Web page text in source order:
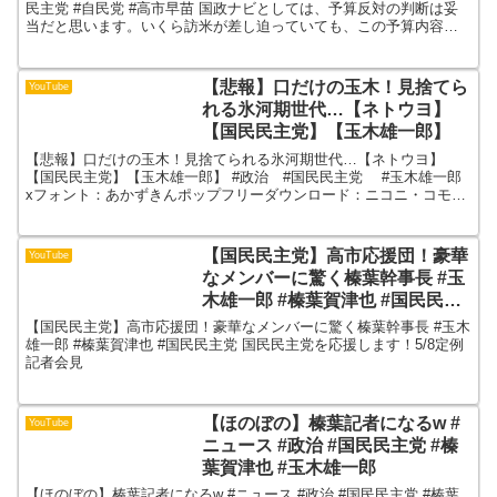
民主党 #自民党 #高市早苗 国政ナビとしては、予算反対の判断は妥
当だと思います。いくら訪米が差し迫っていても、この予算内容で
YouTube
【悲報】口だけの玉木！見捨てら
れる氷河期世代…【ネトウヨ】
【国民民主党】【玉木雄一郎】
【悲報】口だけの玉木！見捨てられる氷河期世代…【ネトウヨ】
【国民民主党】【玉木雄一郎】 #政治 #国民民主党 #玉木雄一郎
xフォント：あかずきんポップフリーダウンロード：ニコニ・コモン
YouTube
【国民民主党】高市応援団！豪華
なメンバーに驚く榛葉幹事長 #玉
木雄一郎 #榛葉賀津也 #国民民主
党
【国民民主党】高市応援団！豪華なメンバーに驚く榛葉幹事長 #玉木
雄一郎 #榛葉賀津也 #国民民主党 国民民主党を応援します！5/8定例
記者会見
YouTube
【ほのぼの】榛葉記者になるw #
ニュース #政治 #国民民主党 #榛
葉賀津也 #玉木雄一郎